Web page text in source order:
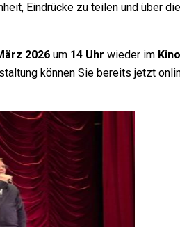
Eindrücke zu teilen und über
2026 um 14 Uhr wieder im
können Sie bereits jetzt